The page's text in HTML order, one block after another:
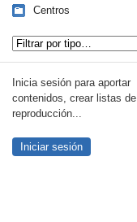
Centros
Inicia sesión para aportar
contenidos, crear listas de
reproducción...
Iniciar sesión